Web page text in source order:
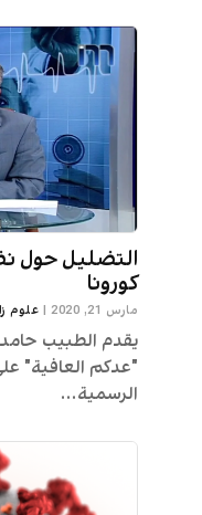
التضليل حول
كورونا
مارس 21, 2020 | علوم
يقدم الطبيب
"عدكم العافية"
الرسمية...